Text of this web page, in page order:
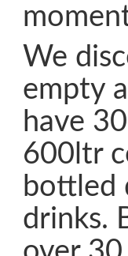
We
empty
have
600ltr
bottled
drinks.